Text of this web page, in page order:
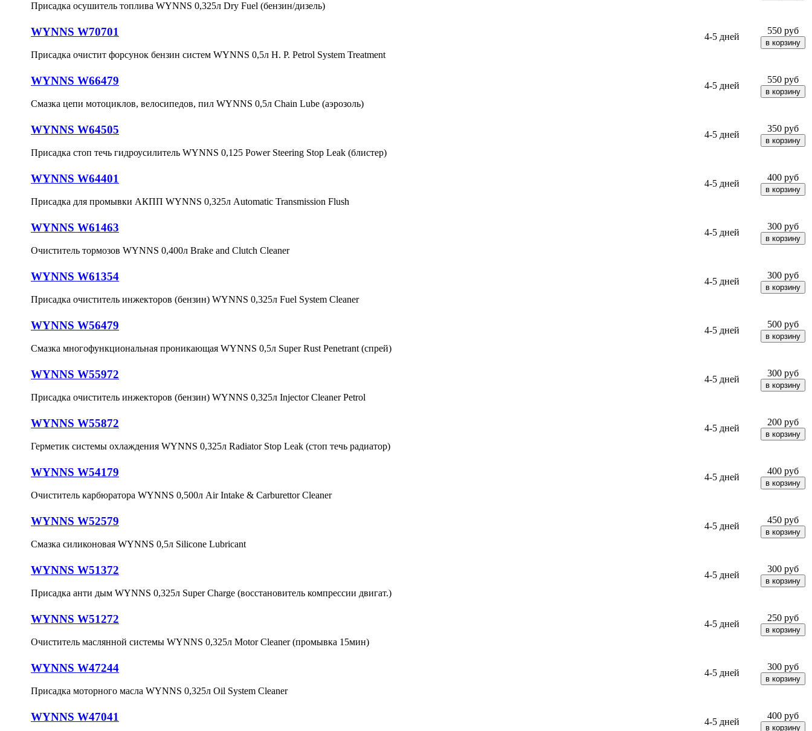
Присадка осушитель топлива WYNNS 0,325л Dry Fuel (бензин/дизель)
WYNNS W70701
Присадка очистит форсунок бензин систем WYNNS 0,5л H. P. Petrol System Treatment
4-5 дней
550 руб
WYNNS W66479
Смазка цепи мотоциклов, велосипедов, пил WYNNS 0,5л Chain Lube (аэрозоль)
4-5 дней
550 руб
WYNNS W64505
Присадка стоп течь гидроусилитель WYNNS 0,125 Power Steering Stop Leak (блистер)
4-5 дней
350 руб
WYNNS W64401
Присадка для промывки АКПП WYNNS 0,325л Automatic Transmission Flush
4-5 дней
400 руб
WYNNS W61463
Очиститель тормозов WYNNS 0,400л Brake and Clutch Cleaner
4-5 дней
300 руб
WYNNS W61354
Присадка очиститель инжекторов (бензин) WYNNS 0,325л Fuel System Cleaner
4-5 дней
300 руб
WYNNS W56479
Смазка многофункциональная проникающая WYNNS 0,5л Super Rust Penetrant (спрей)
4-5 дней
500 руб
WYNNS W55972
Присадка очиститель инжекторов (бензин) WYNNS 0,325л Injector Cleaner Petrol
4-5 дней
300 руб
WYNNS W55872
Герметик системы охлаждения WYNNS 0,325л Radiator Stop Leak (стоп течь радиатор)
4-5 дней
200 руб
WYNNS W54179
Очиститель карбюратора WYNNS 0,500л Air Intake & Carburettor Cleaner
4-5 дней
400 руб
WYNNS W52579
Смазка силиконовая WYNNS 0,5л Silicone Lubricant
4-5 дней
450 руб
WYNNS W51372
Присадка анти дым WYNNS 0,325л Super Charge (восстановитель компрессии двигат.)
4-5 дней
300 руб
WYNNS W51272
Очиститель маслянной системы WYNNS 0,325л Motor Cleaner (промывка 15мин)
4-5 дней
250 руб
WYNNS W47244
Присадка моторного масла WYNNS 0,325л Oil System Cleaner
4-5 дней
300 руб
WYNNS W47041 4-5 дней
400 руб